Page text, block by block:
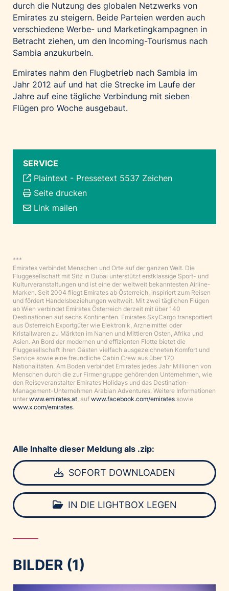
durch die Nutzung des globalen Netzwerks von
Emirates zu steigern. Beide Parteien werden auch
verschiedene Werbe- und Marketingkampagnen in
Betracht ziehen, um den Incoming-Tourismus nach
Sambia anzukurbeln.
Emirates nahm den Flugbetrieb nach Sambia im
Jahr 2012 auf und hat die Strecke im Laufe der
Jahre auf eine tägliche Verbindung mit sieben
Flügen pro Woche ausgebaut.
SERVICE
Plaintext - Pressetext 5537 Zeichen
Seite drucken
Link mailen
***
Emirates verbindet Menschen und Orte auf der ganzen Welt. Die
Fluggesellschaft mit Sitz in Dubai unterstützt erstklassige Sport- und
Kulturveranstaltungen und ist eine der weltweit bekanntesten Airline-
Marken. Seit 2004 fliegt Emirates ab Österreich, inspiriert zum Reisen
und fördert Handelsbeziehungen weltweit. Mit zwei täglichen Flügen
ab Wien verbindet Emirates Österreich derzeit mit über 140
Destinationen auf sechs Kontinenten. Emirates SkyCargo transportiert
aus Österreich Exportgüter wie Elektronik, Arzneimittel oder
Kristallwaren zu Märkten im Nahen und Mittleren Osten, Afrika und
Asien. An Bord der modernen und effizienten Flotte bietet die
Fluggesellschaft ihren Gästen vielfach ausgezeichneten Komfort und
Service sowie eine freundliche Cabin Crew aus über 170
Nationalitäten. Am Boden verbindet Emirates jedes Jahr Millionen von
Menschen durch die zur Firmengruppe gehörenden Unternehmen, wie
den Reiseveranstalter Emirates Holidays und das Destination-
Management-Unternehmen Arabian Adventures. Weitere Informationen
unter www.emirates.at, auf www.facebook.com/emirates sowie
www.x.com/emirates.
Alle Inhalte dieser Meldung als .zip:
SOFORT DOWNLOADEN
IN DIE LIGHTBOX LEGEN
BILDER (1)